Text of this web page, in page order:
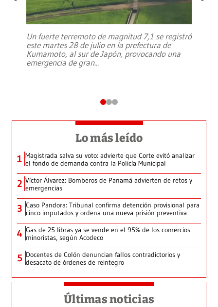
Un fuerte terremoto de magnitud 7,1 se registró
este martes 28 de julio en la prefectura de
Kumamoto, al sur de Japón, provocando una
emergencia de gran...
Lo más leído
1 Magistrada salva su voto: advierte que Corte evitó analizar
el fondo de demanda contra la Policía Municipal
2 Víctor Álvarez: Bomberos de Panamá advierten de retos y
emergencias
3 Caso Pandora: Tribunal confirma detención provisional para
cinco imputados y ordena una nueva prisión preventiva
4 Gas de 25 libras ya se vende en el 95% de los comercios
minoristas, según Acodeco
5 Docentes de Colón denuncian fallos contradictorios y
desacato de órdenes de reintegro
Últimas noticias